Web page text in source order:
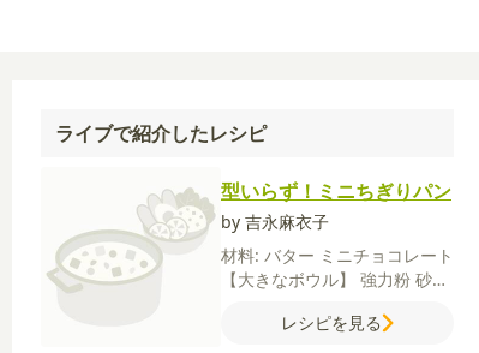
ライブで紹介したレシピ
型いらず！ミニちぎりパン
by 吉永麻衣子
材料: バター ミニチョコレート
【大きなボウル】 強力粉 砂糖
たは豆乳）水ドライイースト
レシピを見る